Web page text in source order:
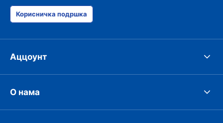
Корисничка подршка
Аццоунт
О нама